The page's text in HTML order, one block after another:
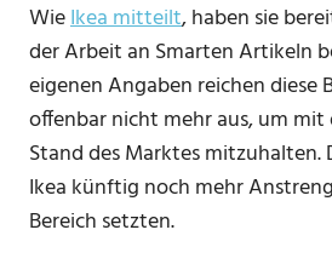
WieIkea mitteilt, haben sie
der Arbeit an Smarten Artikeln
eigenen Angaben reichen diese
offenbar nicht mehr aus, um
Stand des Marktes mitzuhalten.
Ikea künftig noch mehr
Bereich setzten.